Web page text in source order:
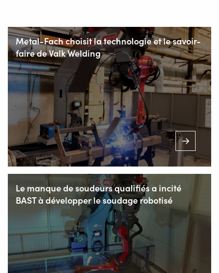
Metal-Fach choisit la technologie et le savoir-
faire de Valk Welding
Le manque de soudeurs qualifiés a incité
BAST à développer le soudage robotisé